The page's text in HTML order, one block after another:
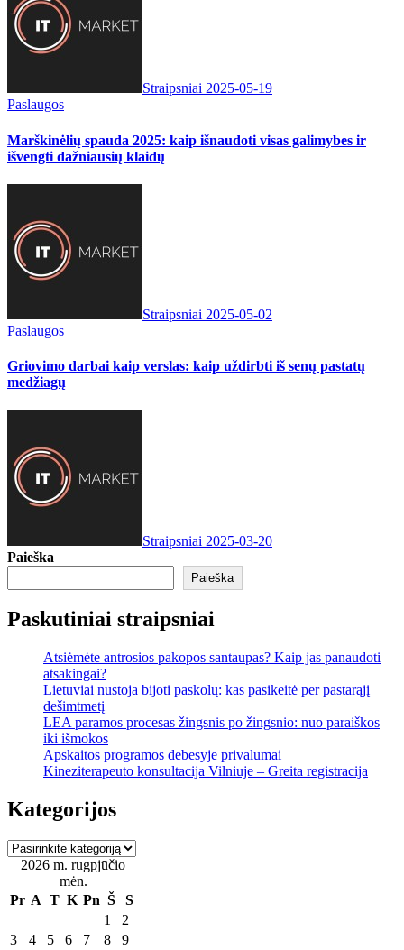
Straipsniai 2025-05-19
Paslaugos
Marškinėlių spauda 2025: kaip išnaudoti visas galimybes ir
išvengti dažniausių klaidų
Straipsniai 2025-05-02
Paslaugos
Griovimo darbai kaip verslas: kaip uždirbti iš senų pastatų
medžiagų
Straipsniai 2025-03-20
Paieška
Paieška
Paskutiniai straipsniai
Atsiėmėte antrosios pakopos santaupas? Kaip jas panaudoti
atsakingai?
Lietuviai nustoja bijoti paskolų: kas pasikeitė per pastarąjį
dešimtmetį
LEA paramos procesas žingsnis po žingsnio: nuo paraiškos
iki išmokos
Apskaitos programos debesyje privalumai
Kineziterapeuto konsultacija Vilniuje – Greita registracija
Kategorijos
Kategorijos
2026 m. rugpjūčio
mėn.
Pr A T K Pn Š
S
1
2
3
4 5 6 7 8
9